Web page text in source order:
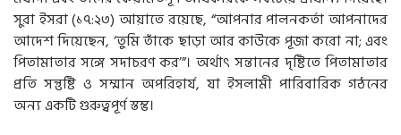
সুরা ইসরা (১৭:২৩) আয়াতে রয়েছে, “আপনার পালনকর্তা আপনাদের
আদেশ দিয়েছেন, ‘তুমি তাঁকে ছাড়া আর কাউকে পূজা করো না; এবং
পিতামাতার সঙ্গে সদাচরণ কর’”। অর্থাৎ সন্তানের দৃষ্টিতে পিতামাতার
প্রতি সন্তুষ্টি ও সম্মান অপরিহার্য, যা ইসলামী পারিবারিক গঠনের
অন্য একটি গুরুত্বপূর্ণ স্তম্ভ।